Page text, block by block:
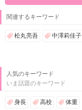
関連するキーワード
松丸亮吾 中澤莉佳子
人気のキーワード
いま話題のキーワード
身長 高校 体重